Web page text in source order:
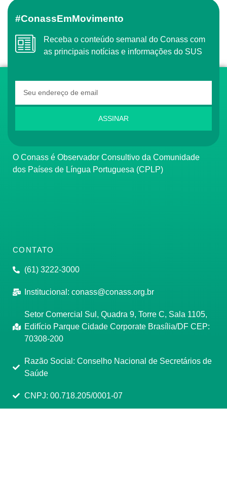
#ConassEmMovimento
Receba o conteúdo semanal do Conass com
as principais notícias e informações do SUS
ASSINAR
O Conass é Observador Consultivo da Comunidade
dos Países de Língua Portuguesa (CPLP)
CONTATO
(61) 3222-3000
Institucional: conass@conass.org.br
Setor Comercial Sul, Quadra 9, Torre C, Sala 1105,
Edifício Parque Cidade Corporate Brasília/DF CEP:
70308-200
Razão Social: Conselho Nacional de Secretários de
Saúde
CNPJ: 00.718.205/0001-07